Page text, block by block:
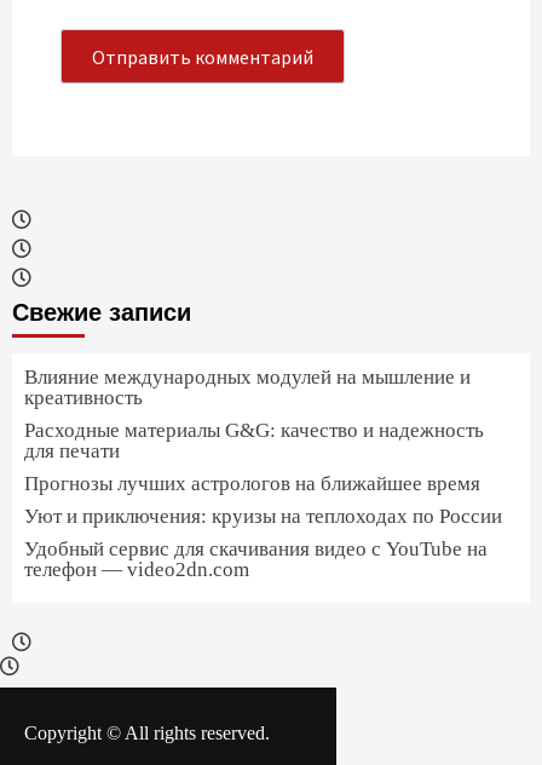
Свежие записи
Влияние международных модулей на мышление и
креативность
Расходные материалы G&G: качество и надежность
для печати
Прогнозы лучших астрологов на ближайшее время
Уют и приключения: круизы на теплоходах по России
Удобный сервис для скачивания видео с YouTube на
телефон — video2dn.com
Copyright © All rights reserved.